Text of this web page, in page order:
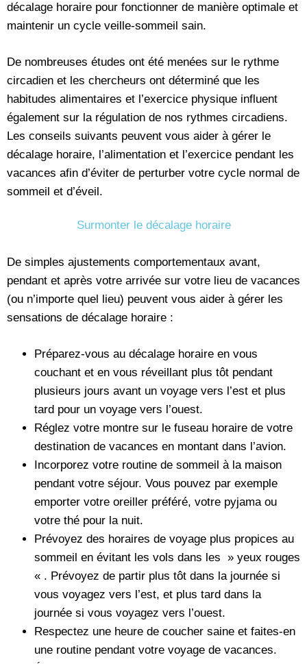
décalage horaire pour fonctionner de manière optimale et
maintenir un cycle veille-sommeil sain.
De nombreuses études ont été menées sur le rythme
circadien et les chercheurs ont déterminé que les
habitudes alimentaires et l’exercice physique influent
également sur la régulation de nos rythmes circadiens.
Les conseils suivants peuvent vous aider à gérer le
décalage horaire, l’alimentation et l’exercice pendant les
vacances afin d’éviter de perturber votre cycle normal de
sommeil et d’éveil.
Surmonter le décalage horaire
De simples ajustements comportementaux avant,
pendant et après votre arrivée sur votre lieu de vacances
(ou n’importe quel lieu) peuvent vous aider à gérer les
sensations de décalage horaire :
Préparez-vous au décalage horaire en vous
couchant et en vous réveillant plus tôt pendant
plusieurs jours avant un voyage vers l’est et plus
tard pour un voyage vers l’ouest.
Réglez votre montre sur le fuseau horaire de votre
destination de vacances en montant dans l’avion.
Incorporez votre routine de sommeil à la maison
pendant votre séjour. Vous pouvez par exemple
emporter votre oreiller préféré, votre pyjama ou
votre thé pour la nuit.
Prévoyez des horaires de voyage plus propices au
sommeil en évitant les vols dans les » yeux rouges
« . Prévoyez de partir plus tôt dans la journée si
vous voyagez vers l’est, et plus tard dans la
journée si vous voyagez vers l’ouest.
Respectez une heure de coucher saine et faites-en
une routine pendant votre voyage de vacances.